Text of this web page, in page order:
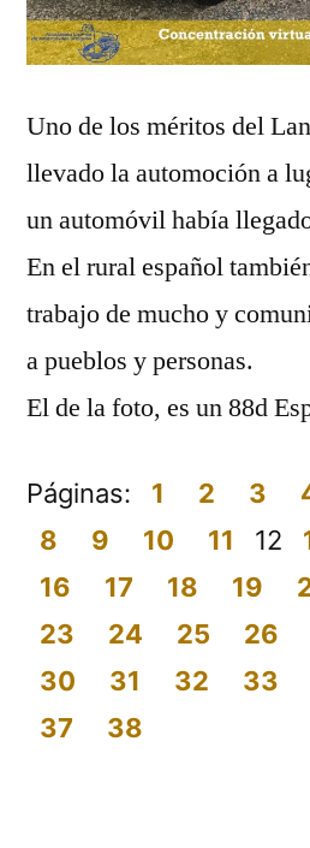
Uno de los méritos del
llevado la automoción a
un automóvil había
En el rural español
trabajo de mucho y
a pueblos y personas.
El de la foto, es un 88d
Páginas: 1 2 3
8
9 10 11 12
16
17 18 19
23
24 25 26
30
31 32 33
37
38